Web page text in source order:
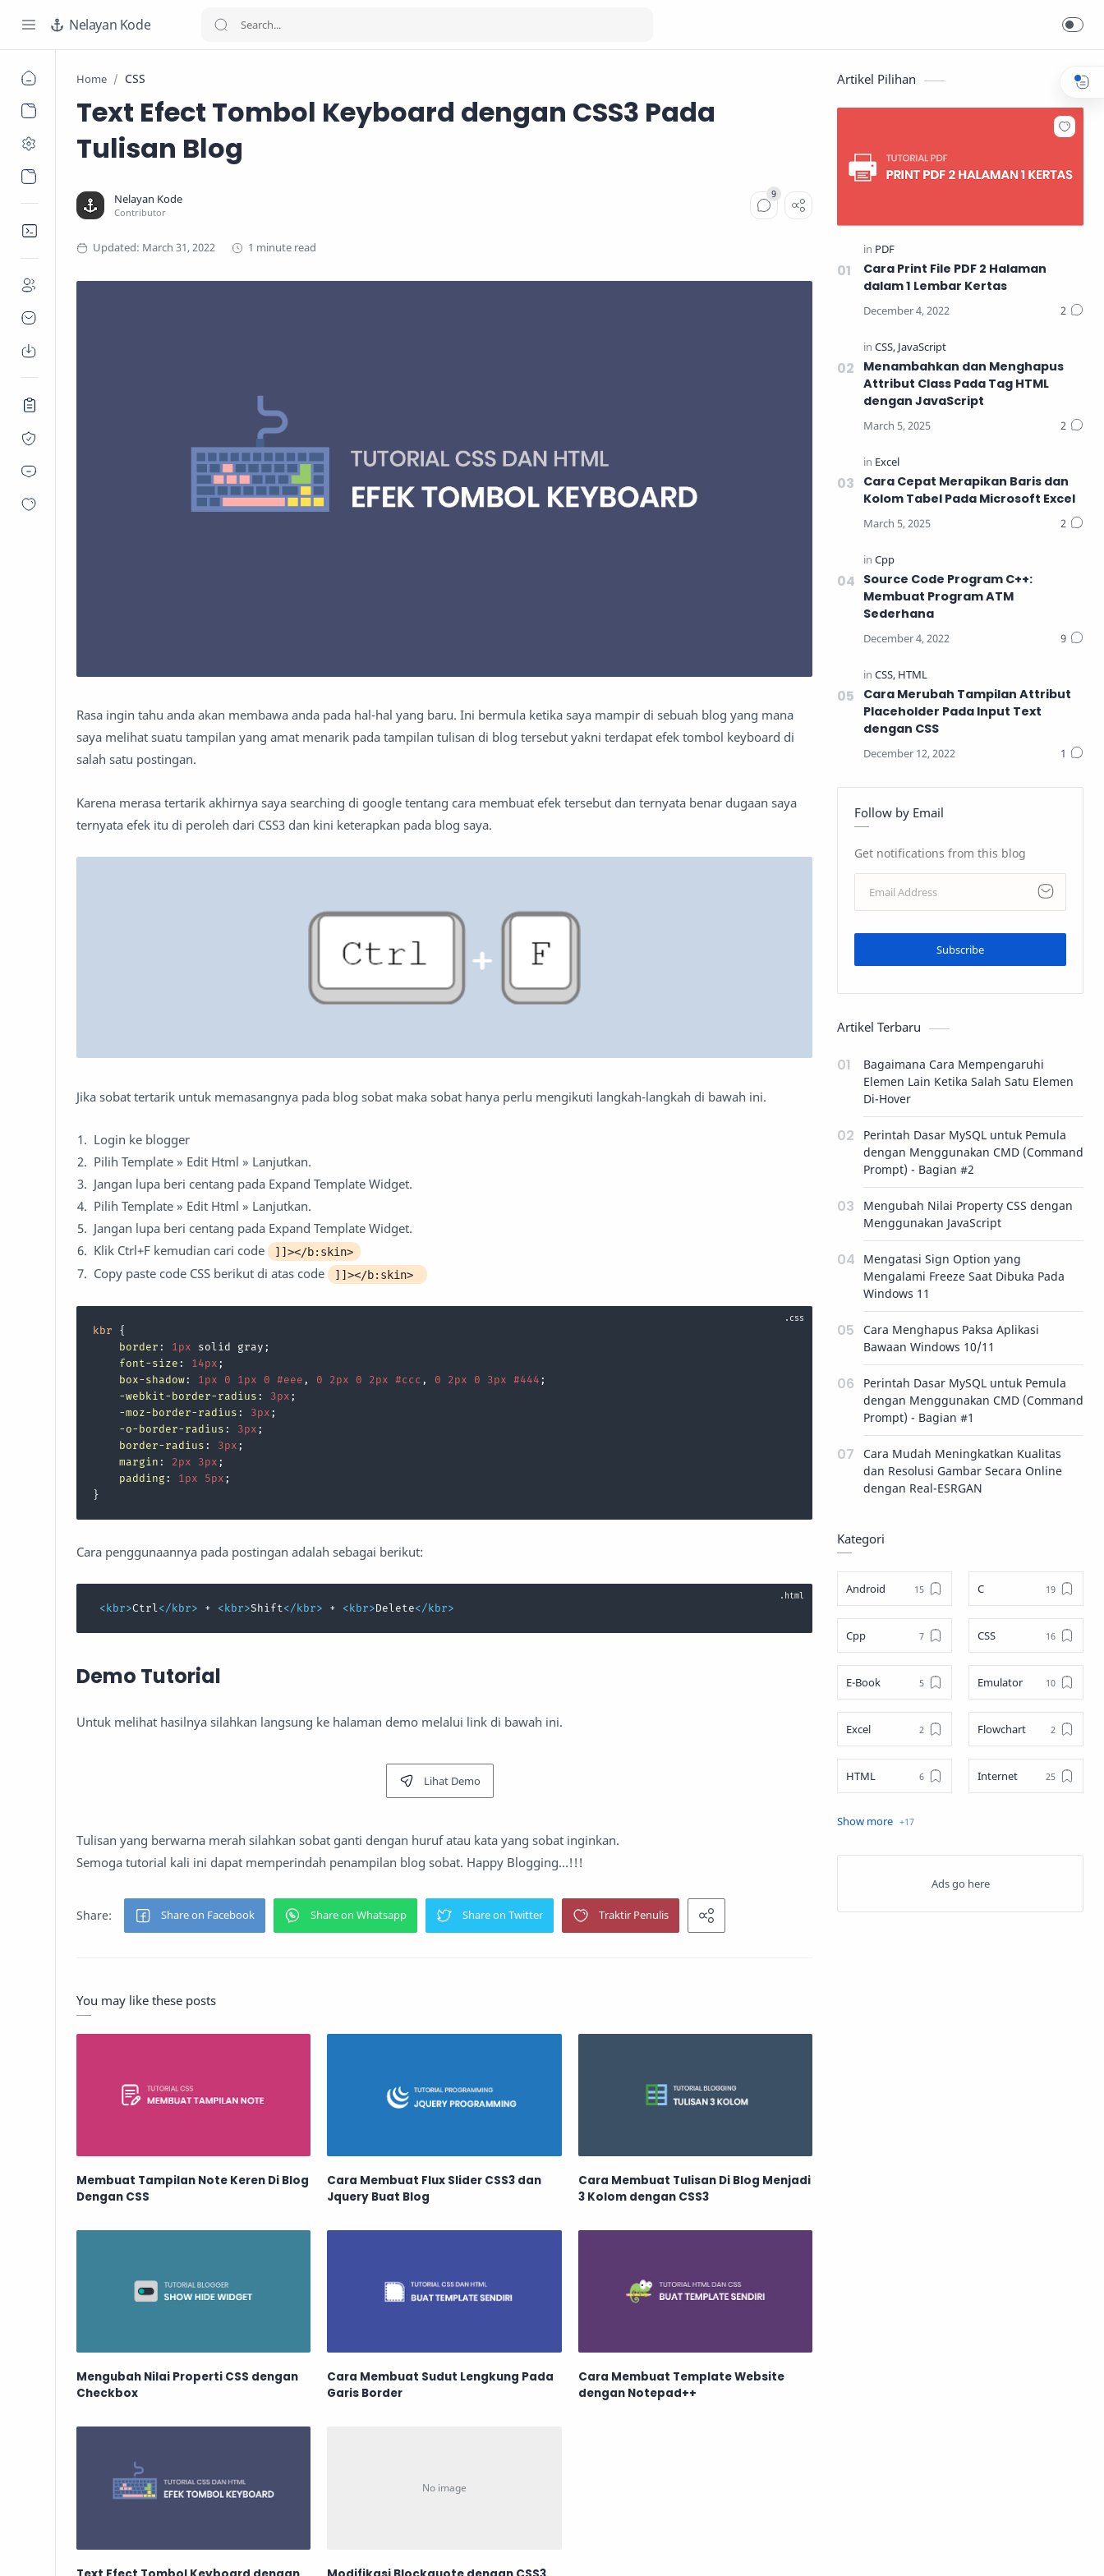
Nelayan Kode
Home CSS
Text Efect Tombol Keyboard dengan CSS3 Pada
Tulisan Blog
1 minute read
Rasa ingin tahu anda akan membawa anda pada hal-hal yang baru. Ini bermula ketika saya mampir di sebuah blog yang mana
saya melihat suatu tampilan yang amat menarik pada tampilan tulisan di blog tersebut yakni terdapat efek tombol keyboard di
salah satu postingan.
Karena merasa tertarik akhirnya saya searching di google tentang cara membuat efek tersebut dan ternyata benar dugaan saya
ternyata efek itu di peroleh dari CSS3 dan kini keterapkan pada blog saya.
Jika sobat tertarik untuk memasangnya pada blog sobat maka sobat hanya perlu mengikuti langkah-langkah di bawah ini.
Login ke blogger
Pilih Template » Edit Html » Lanjutkan.
Jangan lupa beri centang pada Expand Template Widget.
Pilih Template » Edit Html » Lanjutkan.
Jangan lupa beri centang pada Expand Template Widget.
Klik Ctrl+F kemudian cari code
]]></b:skin>
Copy paste code CSS berikut di atas code ]]></b:skin>
kbr {
border : 1px solid gray;
font-size : 14px ;
box-shadow : 1px 0 1px 0 #eee , 0 2px 0 2px #ccc , 0 2px 0 3px #444 ;
-webkit-border-radius : 3px ;
-moz-border-radius : 3px ;
-o-border-radius : 3px ;
border-radius : 3px ;
margin : 2px 3px ;
padding : 1px 5px ;
}
Cara penggunaannya pada postingan adalah sebagai berikut:
<kbr>Ctrl</kbr> + <kbr>Shift</kbr> + <kbr>Delete</kbr>
Demo Tutorial
Untuk melihat hasilnya silahkan langsung ke halaman demo melalui link di bawah ini.
Lihat Demo
Tulisan yang berwarna merah silahkan sobat ganti dengan huruf atau kata yang sobat inginkan.
Semoga tutorial kali ini dapat memperindah penampilan blog sobat. Happy Blogging…!!!
You may like these posts
Membuat Tampilan Note Keren Di Blog
Dengan CSS
Cara Membuat Flux Slider CSS3 dan
Jquery Buat Blog
Cara Membuat Tulisan Di Blog Menjadi
3 Kolom dengan CSS3
Mengubah Nilai Properti CSS dengan
Checkbox
Cara Membuat Sudut Lengkung Pada
Garis Border
Cara Membuat Template Website
dengan Notepad++
Artikel Pilihan
Cara Print File PDF 2 Halaman
dalam 1 Lembar Kertas
Menambahkan dan Menghapus
Attribut Class Pada Tag HTML
dengan JavaScript
Cara Cepat Merapikan Baris dan
Kolom Tabel Pada Microsoft Excel
Source Code Program C++:
Membuat Program ATM
Sederhana
Cara Merubah Tampilan Attribut
Placeholder Pada Input Text
dengan CSS
Follow by Email
Get notifications from this blog
Subscribe
Artikel Terbaru
Bagaimana Cara Mempengaruhi
Elemen Lain Ketika Salah Satu Elemen
Di-Hover
Perintah Dasar MySQL untuk Pemula
dengan Menggunakan CMD (Command
Prompt) - Bagian #2
Mengubah Nilai Property CSS dengan
Menggunakan JavaScript
Mengatasi Sign Option yang
Mengalami Freeze Saat Dibuka Pada
Windows 11
Cara Menghapus Paksa Aplikasi
Bawaan Windows 10/11
Perintah Dasar MySQL untuk Pemula
dengan Menggunakan CMD (Command
Prompt) - Bagian #1
Cara Mudah Meningkatkan Kualitas
dan Resolusi Gambar Secara Online
dengan Real-ESRGAN
Kategori
Android C
Cpp CSS
E-Book Emulator
Excel Flowchart
HTML Internet
Java
Matematika MySQL